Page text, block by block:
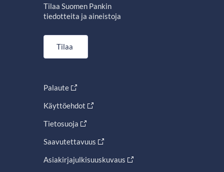
Tilaa Suomen Pankin
tiedotteita ja aineistoja
Tilaa
Palaute
Käyttöehdot
Tietosuoja
Saavutettavuus
Asiakirjajulkisuuskuvaus